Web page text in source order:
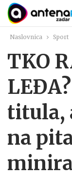
Naslovnica Sport
TKO
titula,
na